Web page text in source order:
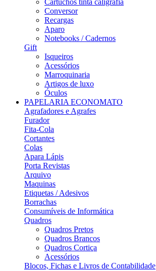
Cartuchos tinta caligrafia
Conversor
Recargas
Aparo
Notebooks / Cadernos
Gift
Isqueiros
Acessórios
Marroquinaria
Artigos de luxo
Óculos
PAPELARIA ECONOMATO
Agrafadores e Agrafes
Furador
Fita-Cola
Cortantes
Colas
Apara Lápis
Porta Revistas
Arquivo
Maquinas
Etiquetas / Adesivos
Borrachas
Consumíveis de Informática
Quadros
Quadros Pretos
Quadros Brancos
Quadros Cortiça
Acessórios
Blocos, Fichas e Livros de Contabilidade